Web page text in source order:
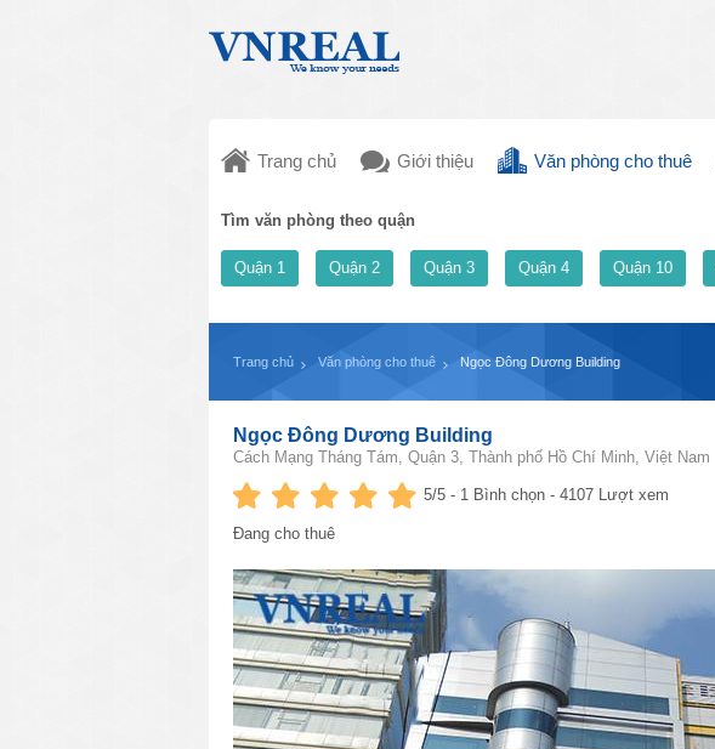
Trang chủ Giới thiệu Văn phòng cho thuê
Tìm văn phòng theo quận
Quận 1 Quận 2 Quận 3 Quận 4 Quận 10
Trang chủ Văn phòng cho thuê Ngọc Đông Dương Building
Ngọc Đông Dương Building
Cách Mạng Tháng Tám, Quận 3, Thành phố Hồ Chí Minh, Việt Nam
5/5 - 1 Bình chọn - 4107 Lượt xem
Đang cho thuê